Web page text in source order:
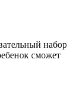
набор
сможет